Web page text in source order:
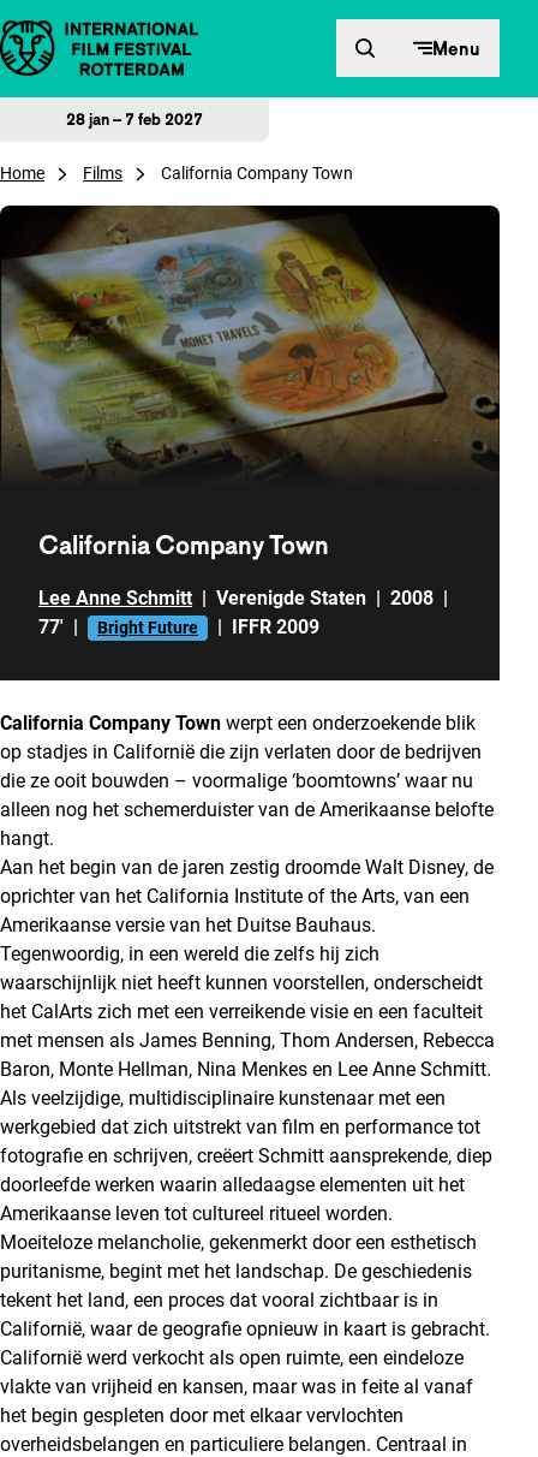
Direct naar inhoud Menu
28 jan – 7 feb 2027
Home Films California Company Town
California Company Town
Lee Anne Schmitt | Verenigde Staten | 2008 |
77' | Bright Future | IFFR 2009
California Company Town werpt een onderzoekende blik
op stadjes in Californië die zijn verlaten door de bedrijven
die ze ooit bouwden – voormalige ‘boomtowns’ waar nu
alleen nog het schemerduister van de Amerikaanse belofte
hangt.
Aan het begin van de jaren zestig droomde Walt Disney, de
oprichter van het California Institute of the Arts, van een
Amerikaanse versie van het Duitse Bauhaus.
Tegenwoordig, in een wereld die zelfs hij zich
waarschijnlijk niet heeft kunnen voorstellen, onderscheidt
het CalArts zich met een verreikende visie en een faculteit
met mensen als James Benning, Thom Andersen, Rebecca
Baron, Monte Hellman, Nina Menkes en Lee Anne Schmitt.
Als veelzijdige, multidisciplinaire kunstenaar met een
werkgebied dat zich uitstrekt van film en performance tot
fotografie en schrijven, creëert Schmitt aansprekende, diep
doorleefde werken waarin alledaagse elementen uit het
Amerikaanse leven tot cultureel ritueel worden.
Moeiteloze melancholie, gekenmerkt door een esthetisch
puritanisme, begint met het landschap. De geschiedenis
tekent het land, een proces dat vooral zichtbaar is in
Californië, waar de geografie opnieuw in kaart is gebracht.
Californië werd verkocht als open ruimte, een eindeloze
vlakte van vrijheid en kansen, maar was in feite al vanaf
het begin gespleten door met elkaar vervlochten
overheidsbelangen en particuliere belangen. Centraal in